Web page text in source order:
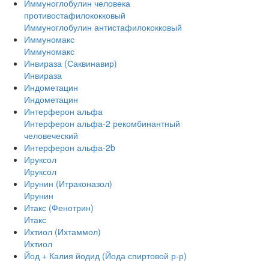
Иммуноглобулин человека
противостафилококковый
Иммуноглобулин антистафилококковый
Иммуномакс
Иммуномакс
Инвираза (Саквинавир)
Инвираза
Индометацин
Индометацин
Интерферон альфа
Интерферон альфа-2 рекомбинантный
человеческий
Интерферон альфа-2b
Ируксол
Ируксол
Ирунин (Итраконазол)
Ирунин
Итакс (Фенотрин)
Итакс
Ихтиол (Ихтаммол)
Ихтиол
Йод + Калия йодид (Йода спиртовой р-р)